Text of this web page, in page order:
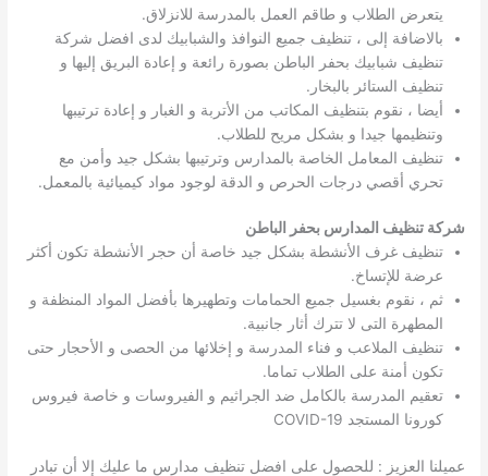
يتعرض الطلاب و طاقم العمل بالمدرسة للانزلاق.
بالاضافة إلى ، تنظيف جميع النوافذ والشبابيك لدى افضل شركة
تنظيف شبابيك بحفر الباطن بصورة رائعة و إعادة البريق إليها و
تنظيف الستائر بالبخار.
أيضا ، نقوم بتنظيف المكاتب من الأتربة و الغبار و إعادة ترتيبها
وتنظيمها جيدا و بشكل مريح للطلاب.
تنظيف المعامل الخاصة بالمدارس وترتيبها بشكل جيد وأمن مع
تحري أقصي درجات الحرص و الدقة لوجود مواد كيميائية بالمعمل.
شركة تنظيف المدارس بحفر الباطن
تنظيف غرف الأنشطة بشكل جيد خاصة أن حجر الأنشطة تكون أكثر
عرضة للإتساخ.
ثم ، نقوم بغسيل جميع الحمامات وتطهيرها بأفضل المواد المنظفة و
المطهرة التى لا تترك أثار جانبية.
تنظيف الملاعب و فناء المدرسة و إخلائها من الحصى و الأحجار حتى
تكون أمنة على الطلاب تماما.
تعقيم المدرسة بالكامل ضد الجراثيم و الفيروسات و خاصة فيروس
كورونا المستجد COVID-19
عميلنا العزيز : للحصول على افضل تنظيف مدارس ما عليك إلا أن تبادر